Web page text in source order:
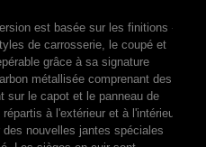
est basée sur les finitions «
de carrosserie, le coupé et
grâce à sa signature
métallisée comprenant des
sur le capot et le panneau de
à l'extérieur et à l'intérieur
nouvelles jantes spéciales